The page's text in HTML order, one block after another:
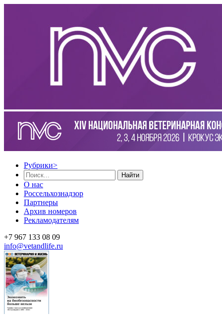
Рубрики>
Найти
О нас
Россельхознадзор
Партнеры
Архив номеров
Рекламодателям
+7 967 133 08 09
info@vetandlife.ru